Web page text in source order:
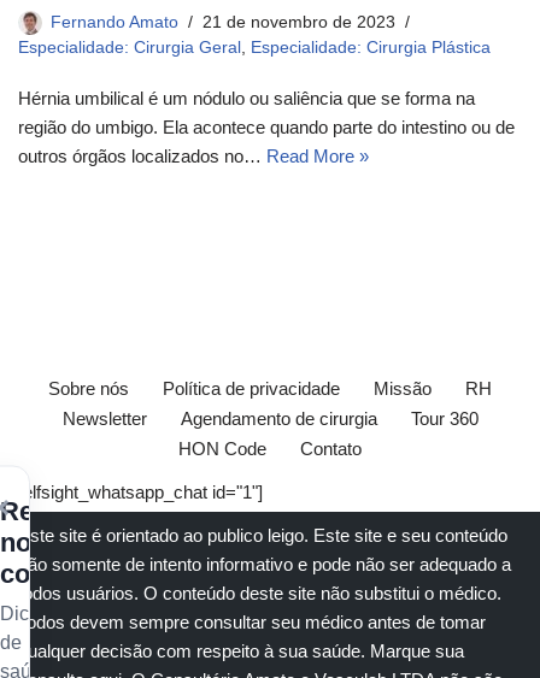
Fernando Amato
21 de novembro de 2023
Especialidade: Cirurgia Geral
Especialidade: Cirurgia Plástica
Hérnia umbilical é um nódulo ou saliência que se forma na
região do umbigo. Ela acontece quando parte do intestino ou de
outros órgãos localizados no… Read More »
Sobre nós Política de privacidade Missão
RH
Newsletter
Agendamento de cirurgia
Tour 360
HON Code
Contato
[elfsight_whatsapp_chat id="1"]
Este site é orientado ao publico leigo. Este site e seu conteúdo
são somente de intento informativo e pode não ser adequado a
todos usuários. O conteúdo deste site não substitui o médico.
Todos devem sempre consultar seu médico antes de tomar
qualquer decisão com respeito à sua saúde. Marque sua
Receba
nossos
conteúdos
Dicas
de
saúde